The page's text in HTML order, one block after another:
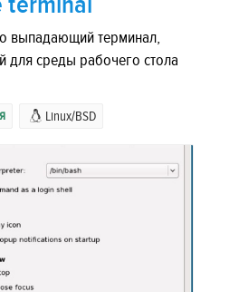
выпадающий терминал,
для среды рабочего стола
Linux/BSD